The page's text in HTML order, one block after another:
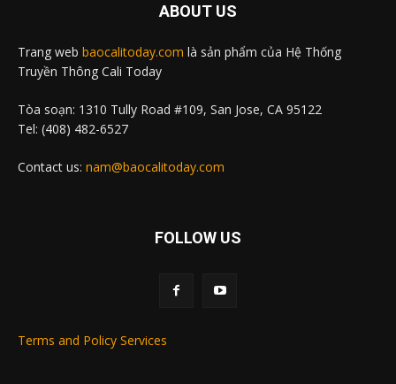
ABOUT US
Trang web baocalitoday.com là sản phẩm của Hệ Thống
Truyền Thông Cali Today
Tòa soạn: 1310 Tully Road #109, San Jose, CA 95122
Tel: (408) 482-6527
Contact us: nam@baocalitoday.com
FOLLOW US
Terms and Policy Services